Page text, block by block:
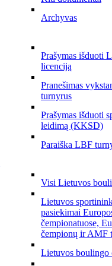
Archyvas
Prašymas išduoti
licenciją
Pranešimas
turnyrus
Prašymas išduoti
leidimą (KKSD)
Paraiška LBF
Visi Lietuvos
Lietuvos
pasiekimai
čempionatuose,
čempionų ir AMF
Lietuvos boulingo